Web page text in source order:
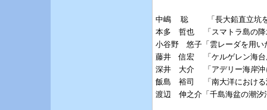
中嶋  聡    「長大鉛直立坑を
本多　哲也  「スマトラ島の降
小谷野　悠子「雲レーダを用
藤井　信宏  「ケルゲレン海台
深井　大介  「アデリー海岸沖
飯島　裕司  「南大洋における
渡辺　伸之介「千島海盆の潮